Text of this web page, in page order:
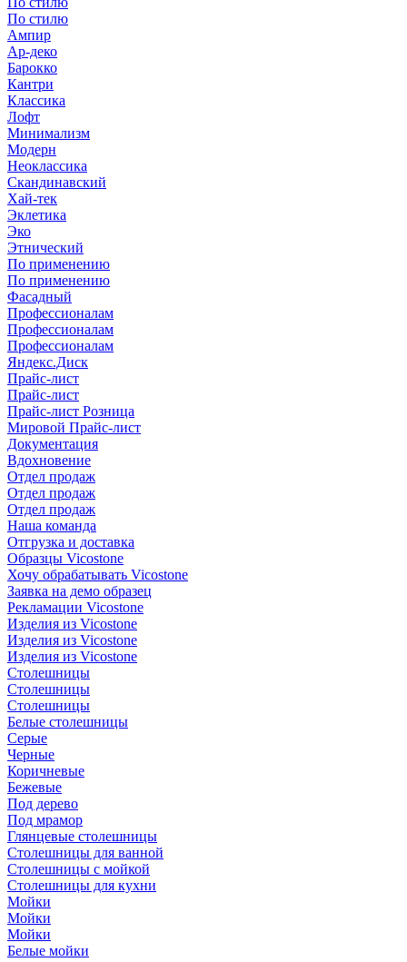
По стилю
Ампир
Ар-деко
Барокко
Кантри
Классика
Лофт
Минимализм
Модерн
Неоклассика
Скандинавский
Хай-тек
Эклетика
Эко
Этнический
По применению
По применению
Фасадный
Профессионалам
Профессионалам
Профессионалам
Яндекс.Диск
Прайс-лист
Прайс-лист
Прайс-лист Розница
Мировой Прайс-лист
Документация
Вдохновение
Отдел продаж
Отдел продаж
Отдел продаж
Наша команда
Отгрузка и доставка
Образцы Vicostone
Хочу обрабатывать Vicostone
Заявка на демо образец
Рекламации Vicostone
Изделия из Vicostone
Изделия из Vicostone
Изделия из Vicostone
Столешницы
Столешницы
Столешницы
Белые столешницы
Серые
Черные
Коричневые
Бежевые
Под дерево
Под мрамор
Глянцевые столешницы
Столешницы для ванной
Столешницы с мойкой
Столешницы для кухни
Мойки
Мойки
Мойки
Белые мойки